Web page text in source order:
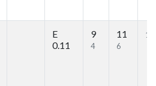
E
0.11
9
4
11
6